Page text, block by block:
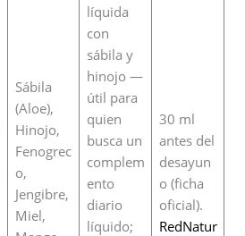
Sábila
(Aloe),
Hinojo,
Fenogrec
o,
Jengibre,
Miel,
líquida
con
sábila y
hinojo —
útil para
quien
busca un
complem
ento
diario
líquido;
30 ml
antes del
desayun
o (ficha
oficial).
RedNatur